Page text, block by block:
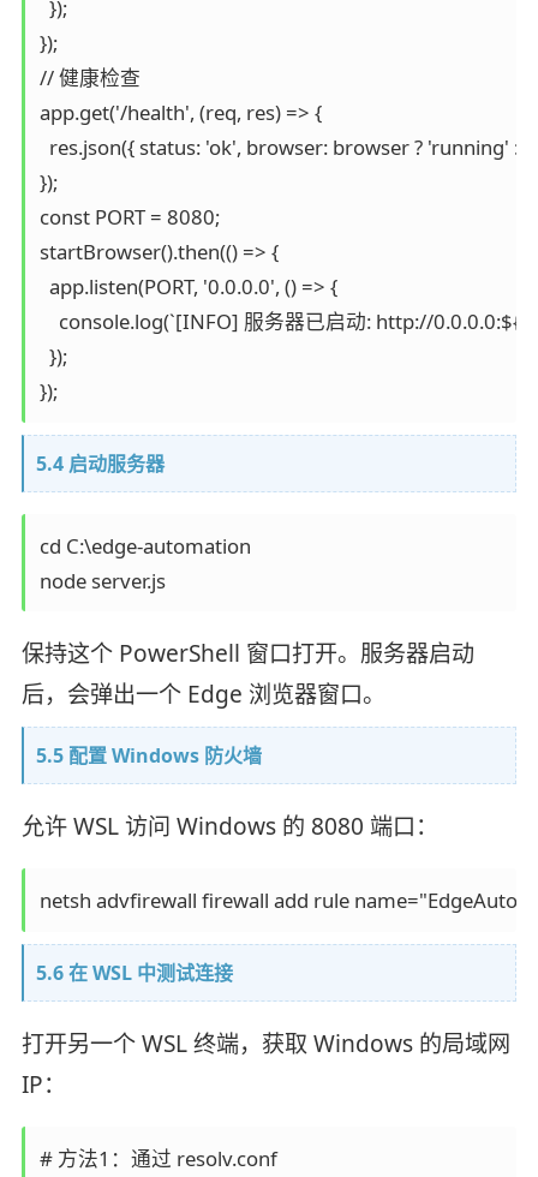
  });
});
// 健康检查
app.get('/health', (req, res) => {
res.json({ status: 'ok', browser: browser ? 'running' :
});
const PORT = 8080;
startBrowser().then(() => {
  app.listen(PORT, '0.0.0.0', () => {
console.log(`[INFO] 服务器已启动: http://
  });
});
5.4 启动服务器
cd C:\edge-automation
node server.js
保持这个 PowerShell 窗口打开。服务器启动
后，会弹出一个 Edge 浏览器窗口。
5.5 配置 Windows 防火墙
允许 WSL 访问 Windows 的 8080 端口：
5.6 在 WSL 中测试连接
打开另一个 WSL 终端，获取 Windows 的局域网
IP：
# 方法1：通过 resolv.conf